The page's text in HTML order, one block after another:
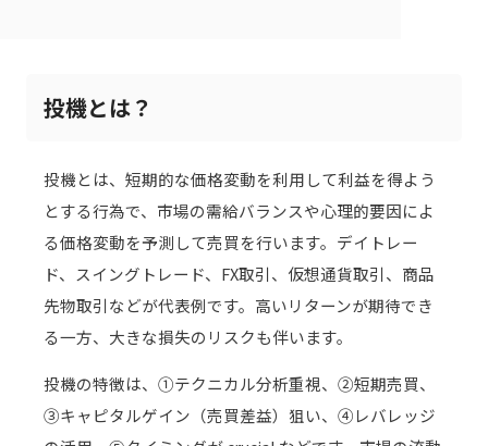
投機とは？
投機とは、短期的な価格変動を利用して利益を得よう
とする行為で、市場の需給バランスや心理的要因によ
る価格変動を予測して売買を行います。デイトレー
ド、スイングトレード、FX取引、仮想通貨取引、商品
先物取引などが代表例です。高いリターンが期待でき
る一方、大きな損失のリスクも伴います。
投機の特徴は、①テクニカル分析重視、②短期売買、
③キャピタルゲイン（売買差益）狙い、④レバレッジ